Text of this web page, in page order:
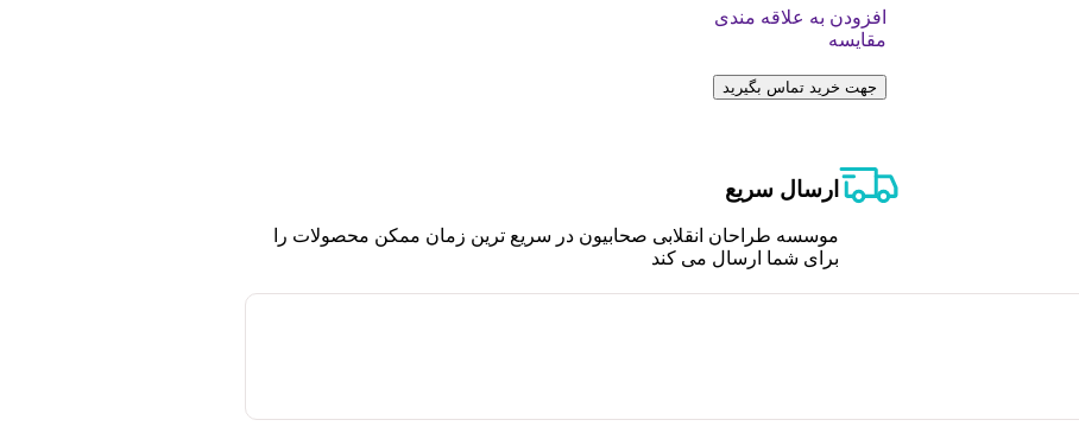
افزودن به علاقه مندی
مقایسه
جهت خرید تماس بگیرید
ارسال سریع
موسسه طراحان انقلابی صحابیون در سریع ترین زمان ممکن محصولات را
برای شما ارسال می کند